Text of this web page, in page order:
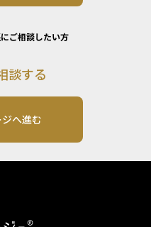
ご相談したい方
談する
へ進む